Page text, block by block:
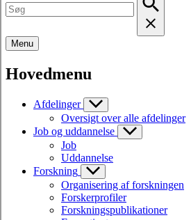
Menu
Hovedmenu
Afdelinger
Oversigt over alle afdelinger
Job og uddannelse
Job
Uddannelse
Forskning
Organisering af forskningen
Forskerprofiler
Forskningspublikationer